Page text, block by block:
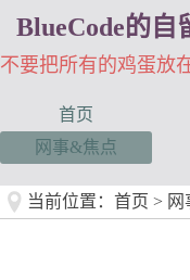
BlueCode的自
不要把所有的鸡蛋放
首页
网事&焦点
当前位置： 首页 >